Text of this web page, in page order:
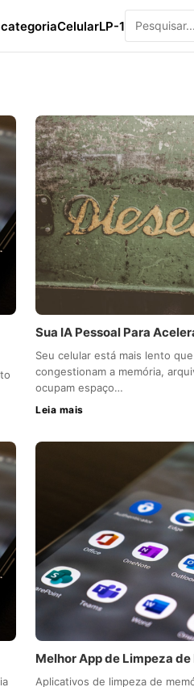
CelularLP-1
Sua IA Pessoal Para
Seu celular está mais lento
congestionam a memória,
ocupam espaço…
Leia mais
Melhor App de Limpeza
Aplicativos de limpeza de